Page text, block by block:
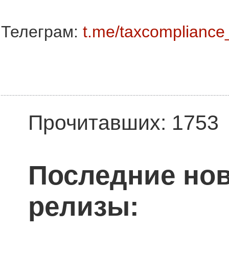
Телеграм: t.me/
Прочитавших: 1753
Последние
релизы: